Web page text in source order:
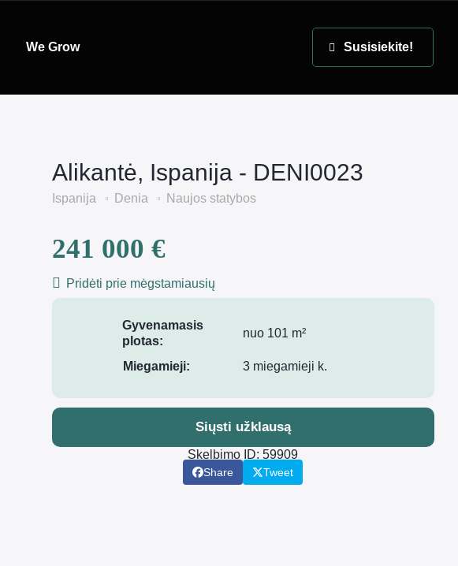
We Grow Susisiekite!
Alikantė, Ispanija - DENI0023
Ispanija Denia Naujos statybos
241 000 €
Pridėti prie mėgstamiausių
Gyvenamasis
plotas:
nuo 101 m²
Miegamieji: 3 miegamieji k.
Siųsti užklausą
Skelbimo ID: 59909
Share Tweet